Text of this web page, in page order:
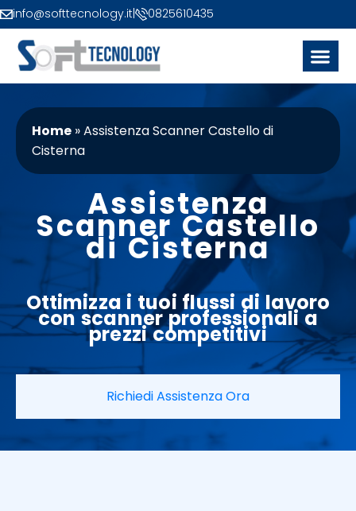
info@softtecnology.it 0825610435
Home »Assistenza Scanner Castello di
Cisterna
Assistenza
Scanner Castello
di Cisterna
Ottimizza i tuoi flussi di lavoro
conscannerprofessionali a
prezzicompetitivi
Richiedi Assistenza Ora